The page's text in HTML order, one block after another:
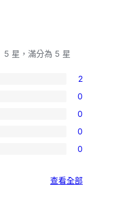
5 星，滿分為 5 星
2
0
0
0
0
查看全部使